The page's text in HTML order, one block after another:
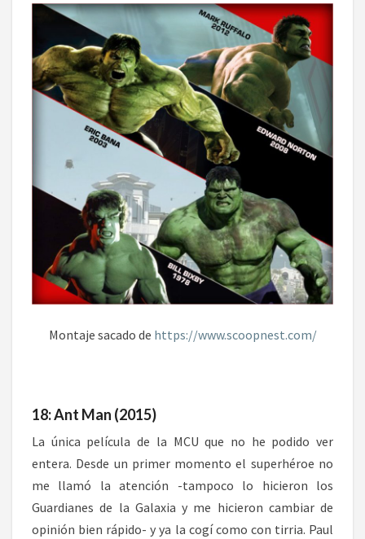
Montaje sacado de https://www.scoopnest.com/
18: Ant Man (2015)
La única película de la MCU que no he podido ver
entera. Desde un primer momento el superhéroe no
me llamó la atención -tampoco lo hicieron los
Guardianes de la Galaxia y me hicieron cambiar de
opinión bien rápido- y ya la cogí como con tirria. Paul